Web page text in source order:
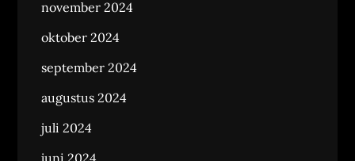
november 2024
oktober 2024
september 2024
augustus 2024
juli 2024
juni 2024